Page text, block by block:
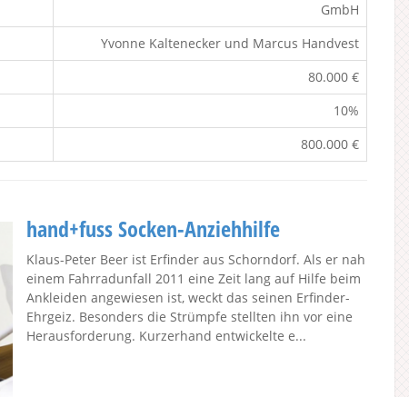
GmbH
Yvonne Kaltenecker und Marcus Handvest
80.000 €
10%
800.000 €
hand+fuss Socken-Anziehhilfe
Klaus-Peter Beer ist Erfinder aus Schorndorf. Als er nah
einem Fahrradunfall 2011 eine Zeit lang auf Hilfe beim
Ankleiden angewiesen ist, weckt das seinen Erfinder-
Ehrgeiz. Besonders die Strümpfe stellten ihn vor eine
Herausforderung. Kurzerhand entwickelte e...